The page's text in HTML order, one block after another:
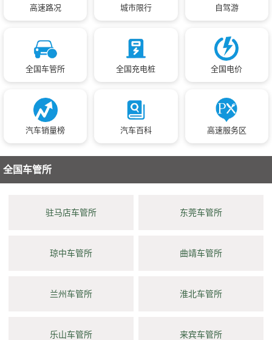
高速路况 城市限行 自驾游
全国车管所 全国充电桩 全国电价
汽车销量榜 汽车百科 高速服务区
全国车管所
驻马店车管所 东莞车管所
琼中车管所 曲靖车管所
兰州车管所 淮北车管所
乐山车管所 来宾车管所